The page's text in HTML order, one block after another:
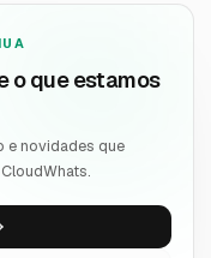
o que estamos
e novidades que